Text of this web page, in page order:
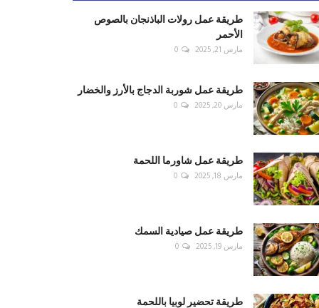
طريقة عمل رولات الباذنجان بالصوص
الأحمر
مارس 21, 2025 0
طريقة عمل شوربة الدجاج بالأرز والخضار
مارس 20, 2025 0
طريقة عمل شاورما اللحمة
مارس 18, 2025 0
طريقة عمل صيادية السمك
مارس 19, 2025 0
طريقة تحضير لوبيا باللحمة